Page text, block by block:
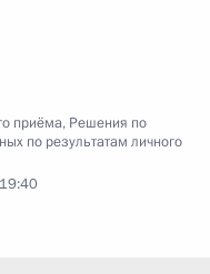
приёма, Решения по
по результатам личного